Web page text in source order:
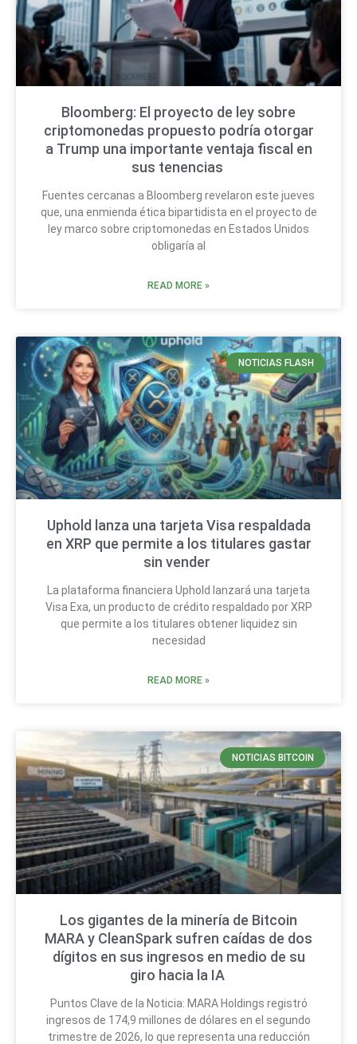
Bloomberg: El proyecto de ley sobre
criptomonedas propuesto podría otorgar
a Trump una importante ventaja fiscal en
sus tenencias
Fuentes cercanas a Bloomberg revelaron este jueves
que, una enmienda ética bipartidista en el proyecto de
ley marco sobre criptomonedas en Estados Unidos
obligaría al
READ MORE »
NOTICIAS FLASH
Uphold lanza una tarjeta Visa respaldada
en XRP que permite a los titulares gastar
sin vender
La plataforma financiera Uphold lanzará una tarjeta
Visa Exa, un producto de crédito respaldado por XRP
que permite a los titulares obtener liquidez sin
necesidad
READ MORE »
NOTICIAS BITCOIN
Los gigantes de la minería de Bitcoin
MARA y CleanSpark sufren caídas de dos
dígitos en sus ingresos en medio de su
giro hacia la IA
Puntos Clave de la Noticia: MARA Holdings registró
ingresos de 174,9 millones de dólares en el segundo
trimestre de 2026, lo que representa una reducción